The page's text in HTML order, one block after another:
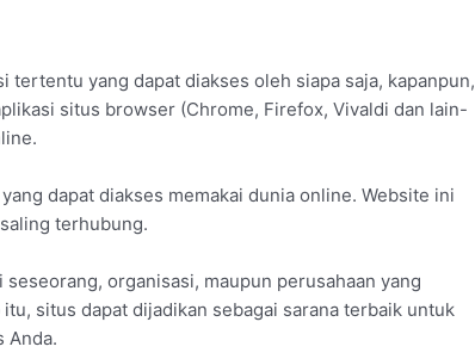
yang dapat diakses oleh siapa saja, kapanpun,
situs browser (Chrome, Firefox, Vivaldi dan lain-
dapat diakses memakai dunia online. Website ini
terhubung.
organisasi, maupun perusahaan yang
situs dapat dijadikan sebagai sarana terbaik untuk
Anda.